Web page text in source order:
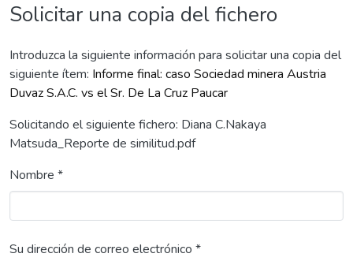
Solicitar una copia del fichero
Introduzca la siguiente información para solicitar una copia del
siguiente ítem: Informe final: caso Sociedad minera Austria
Duvaz S.A.C. vs el Sr. De La Cruz Paucar
Solicitando el siguiente fichero: Diana C.Nakaya
Matsuda_Reporte de similitud.pdf
Nombre *
Su dirección de correo electrónico *